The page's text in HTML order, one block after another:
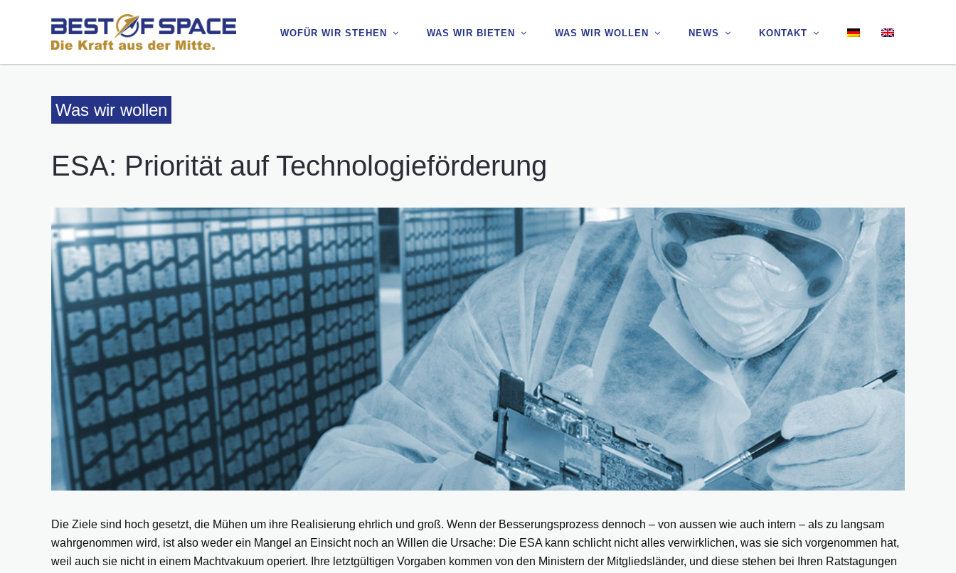
WOFÜR WIR STEHEN WAS WIR BIETEN WAS WIR WOLLEN NEWS KONTAKT
WOFÜR WIR STEHEN WAS WIR BIETEN WAS WIR WOLLEN NEWS KONTAKT
Was wir wollen
ESA: Priorität auf Technologieförderung
Die Ziele sind hoch gesetzt, die Mühen um ihre Realisierung ehrlich und groß. Wenn der Besserungsprozess dennoch – von aussen wie auch intern – als zu langsam
wahrgenommen wird, ist also weder ein Mangel an Einsicht noch an Willen die Ursache: Die ESA kann schlicht nicht alles verwirklichen, was sie sich vorgenommen hat,
weil auch sie nicht in einem Machtvakuum operiert. Ihre letztgültigen Vorgaben kommen von den Ministern der Mitgliedsländer, und diese stehen bei Ihren Ratstagungen